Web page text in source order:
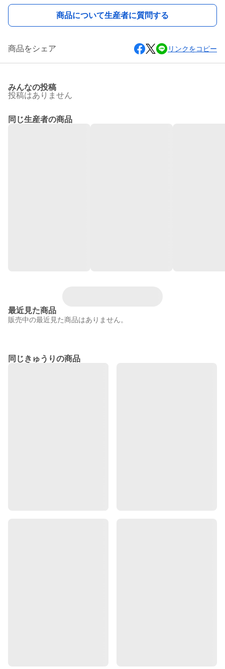
商品について生産者に質問する
商品をシェア リンクをコピー
みんなの投稿
投稿はありません
同じ生産者の商品
最近見た商品
販売中の最近見た商品はありません。
同じきゅうりの商品